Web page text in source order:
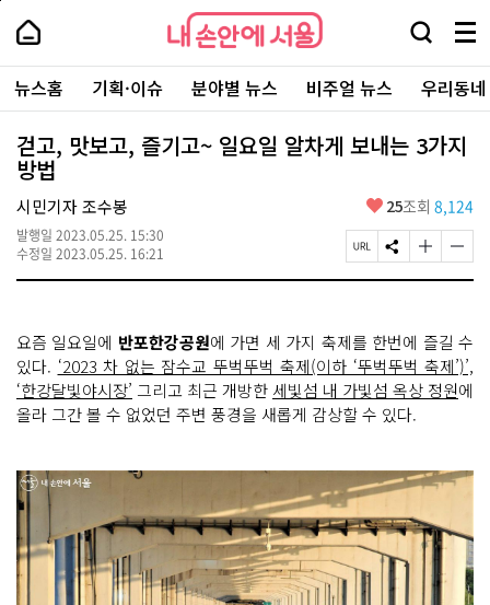
본
로
가
내
손
안
에
서
울
-
서
울
시
대
표
소
통
포
내
손
에
울
검
창
열
기
메
뉴
전
체
보
기
주
요
서
뉴스홈 기획·이슈 분야별 뉴스 비주얼 뉴스 우리동
걷고, 맛보고, 즐기고~ 일요일 알차게 보내는 3가지
방법
시민기자 조수봉
발행일 2023.05.25. 15:30
수정일 2023.05.25. 16:21
좋
요
25조회 8,124
페
이
L
복
사
S
N
유
하
기
글
자
게
변
경
하
글
자
작
게
변
경
하
요즘 일요일에 반포한강공원에 가면 세 가지 축제를 한번에 즐길 수
있다. ‘2023 차 없는 잠수교 뚜벅뚜벅 축제(이하 ‘뚜벅뚜벅 축제’)’,
‘한강달빛야시장’ 그리고 최근 개방한 세빛섬 내 가빛섬 옥상 정원에
올라 그간 볼 수 없었던 주변 풍경을 새롭게 감상할 수 있다.
페
상
단
로